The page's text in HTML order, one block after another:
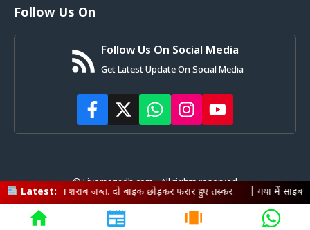
Latest:
जब्त. दो बाइक छोड़कर फरार हुए तस्कर |गया में साइबर माफिया पर पुलिस
Follow Us On
Follow Us On Social Media
Get Latest Update On Social Media
© Livemagadh.com • All rights reserved